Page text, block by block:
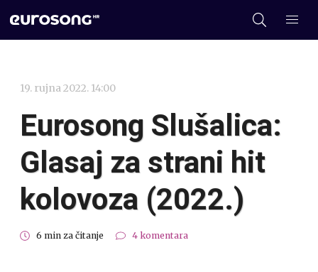
19. rujna 2022. 14:00
Eurosong Slušalica:
Glasaj za strani hit
kolovoza (2022.)
6 min za čitanje 4 komentara